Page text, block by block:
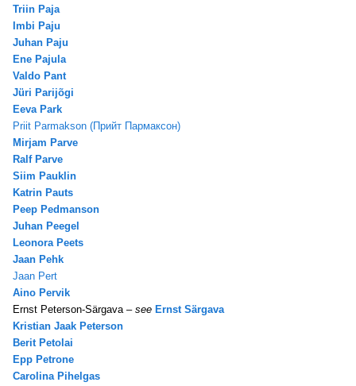
Triin Paja
Imbi Paju
Juhan Paju
Ene Pajula
Valdo Pant
Jüri Parijõgi
Eeva Park
Priit Parmakson (Прийт Пармаксон)
Mirjam Parve
Ralf Parve
Siim Pauklin
Katrin Pauts
Peep Pedmanson
Juhan Peegel
Leonora Peets
Jaan Pehk
Jaan Pert
Aino Pervik
Ernst Peterson-Särgava – see Ernst Särgava
Kristian Jaak Peterson
Berit Petolai
Epp Petrone
Carolina Pihelgas